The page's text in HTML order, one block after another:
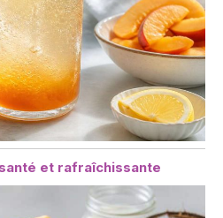
et rafraîchissante